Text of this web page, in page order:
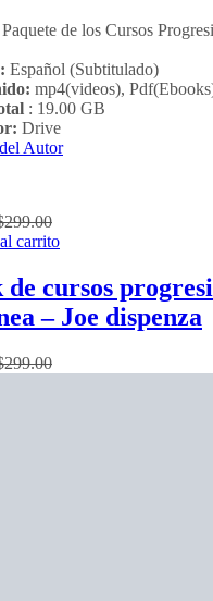
Paquete de los Cursos
Español (Subtitulado)
mp4(videos),
: 19.00 GB
Drive
Autor
299.00
carrito
de cursos
– Joe dispenza
299.00